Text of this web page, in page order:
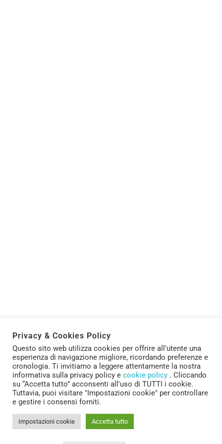
16 Novembre 2023 mf_carfora
2023
Divulgazione
Futuro Remoto
Anche quest’anno la rete CREO-CNR sarà presente a
Futuro Remoto, la prima manifestazione europea di
diffusione della cultura scientifica e tecnologica, nata
nel 1987 da un’idea del fisico Vittorio Silvestrini,
organizzata da Fondazione Idis ...
Privacy & Cookies Policy
Questo sito web utilizza cookies per offrire all'utente una
esperienza di navigazione migliore, ricordando preferenze e
cronologia. Ti invitiamo a leggere attentamente la nostra
informativa sulla privacy policy e cookie policy . Cliccando
su “Accetta tutto” acconsenti all'uso di TUTTI i cookie.
Tuttavia, puoi visitare "Impostazioni cookie" per controllare
e gestire i consensi forniti.
Impostazioni cookie Accetta tutto